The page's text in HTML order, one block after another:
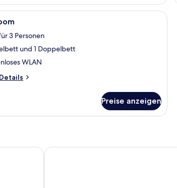
Minibar, Zimmersafe, Schreibtisch,
3 Personen
und 1 Doppelbett
WLAN
Preise anzeigen
voco Milan - Fiere by IHG